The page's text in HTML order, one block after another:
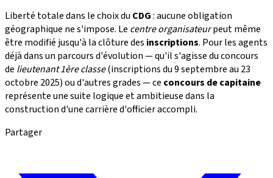
Liberté totale dans le choix du CDG: aucune obligation
géographique ne s'impose. Le centre organisateurpeut même
être modifié jusqu'à la clôture des inscriptions. Pour les agents
déjà dans un parcours d'évolution — qu'il s'agisse du concours
de lieutenant 1ère classe(inscriptions du 9 septembre au 23
octobre 2025) ou d'autres grades — ce concours de capitaine
représente une suite logique et ambitieuse dans la
construction d'une carrière d'officier accompli.
Partager